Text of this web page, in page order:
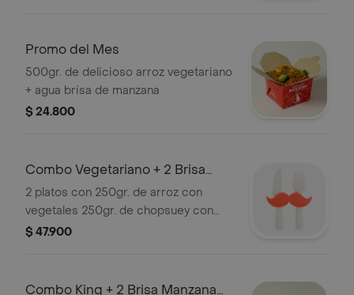
Promo del Mes
500gr. de delicioso arroz vegetariano
+ agua brisa de manzana
$ 24.800
Combo Vegetariano + 2 Brisa
Manzana 280ml
2 platos con 250gr. de arroz con
vegetales 250gr. de chopsuey con
vegetales. (100 vegetariano) + 2 aguas
$ 47.900
Combo King + 2 Brisa Manzana